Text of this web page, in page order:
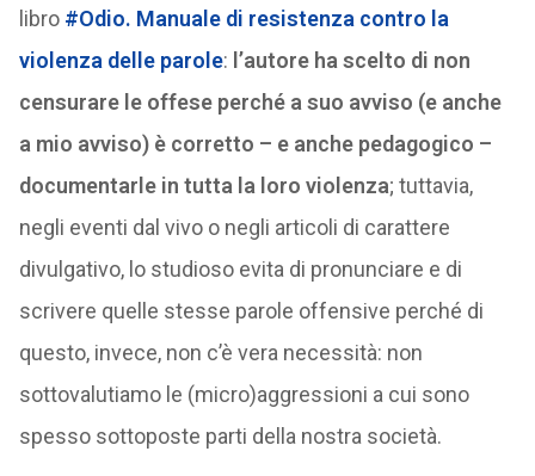
libro #Odio. Manuale di resistenza contro la
violenza delle parole: l’autore ha scelto di non
censurare le offese perché a suo avviso (e anche
a mio avviso) è corretto – e anche pedagogico –
documentarle in tutta la loro violenza; tuttavia,
negli eventi dal vivo o negli articoli di carattere
divulgativo, lo studioso evita di pronunciare e di
scrivere quelle stesse parole offensive perché di
questo, invece, non c’è vera necessità: non
sottovalutiamo le (micro)aggressioni a cui sono
spesso sottoposte parti della nostra società.